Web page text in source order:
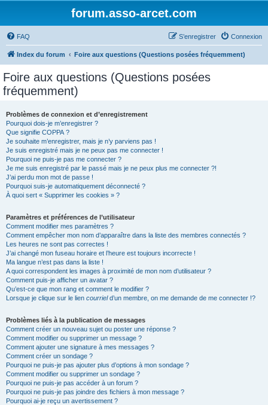
forum.asso-arcet.com
FAQ Connexion
S’enregistrer
Index du forum Foire aux questions (Questions posées fréquemment)
Foire aux questions (Questions posées
fréquemment)
Problèmes de connexion et d’enregistrement
Pourquoi dois-je m’enregistrer ?
Que signifie COPPA ?
Je souhaite m’enregistrer, mais je n’y parviens pas !
Je suis enregistré mais je ne peux pas me connecter !
Pourquoi ne puis-je pas me connecter ?
Je me suis enregistré par le passé mais je ne peux plus me connecter ?!
J’ai perdu mon mot de passe !
Pourquoi suis-je automatiquement déconnecté ?
À quoi sert « Supprimer les cookies » ?
Paramètres et préférences de l’utilisateur
Comment modifier mes paramètres ?
Comment empêcher mon nom d’apparaître dans la liste des membres connectés ?
Les heures ne sont pas correctes !
J’ai changé mon fuseau horaire et l’heure est toujours incorrecte !
Ma langue n’est pas dans la liste !
A quoi correspondent les images à proximité de mon nom d’utilisateur ?
Comment puis-je afficher un avatar ?
Qu’est-ce que mon rang et comment le modifier ?
Lorsque je clique sur le lien courrield’un membre, on me demande de me connecter !?
Problèmes liés à la publication de messages
Comment créer un nouveau sujet ou poster une réponse ?
Comment modifier ou supprimer un message ?
Comment ajouter une signature à mes messages ?
Comment créer un sondage ?
Pourquoi ne puis-je pas ajouter plus d’options à mon sondage ?
Comment modifier ou supprimer un sondage ?
Pourquoi ne puis-je pas accéder à un forum ?
Pourquoi ne puis-je pas joindre des fichiers à mon message ?
Pourquoi ai-je reçu un avertissement ?